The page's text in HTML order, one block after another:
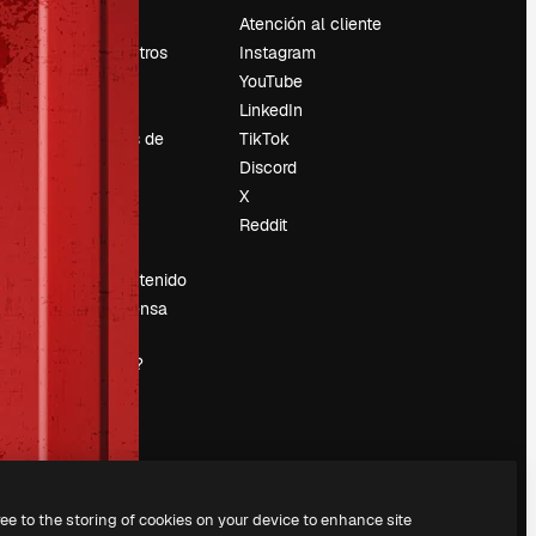
Precios
Sobre nosotros
Reviews
Empleo
Tendencias de
Vender contenido
Sala de prensa
magnific.ai?
Atención al cliente
Instagram
YouTube
LinkedIn
TikTok
Discord
X
Reddit
to the storing of cookies on your device to enhance site